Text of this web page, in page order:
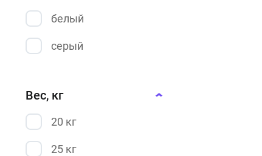
белый
серый
Вес, кг
20 кг
25 кг